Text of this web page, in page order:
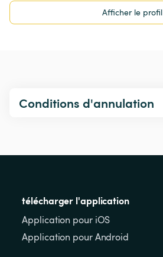
Afficher le profil
Conditions d'annulation
télécharger l'application
Application pour iOS
Application pour Android